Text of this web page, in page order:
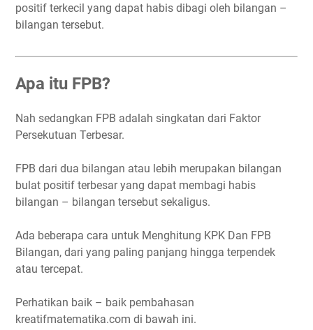
positif terkecil yang dapat habis dibagi oleh bilangan –
bilangan tersebut.
Apa itu FPB?
Nah sedangkan FPB adalah singkatan dari Faktor
Persekutuan Terbesar.
FPB dari dua bilangan atau lebih merupakan bilangan
bulat positif terbesar yang dapat membagi habis
bilangan – bilangan tersebut sekaligus.
Ada beberapa cara untuk Menghitung KPK Dan FPB
Bilangan, dari yang paling panjang hingga terpendek
atau tercepat.
Perhatikan baik – baik pembahasan
kreatifmatematika.com di bawah ini.